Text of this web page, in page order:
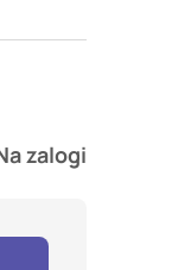
zalogi